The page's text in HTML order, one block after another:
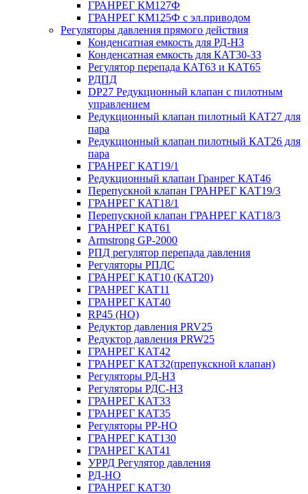
ГРАНРЕГ КМ127Ф
ГРАНРЕГ КМ125Ф с эл.приводом
Регуляторы давления прямого действия
Конденсатная емкость для РД-НЗ
Конденсатная емкость для КАТ30-33
Регулятор перепада КАТ63 и КАТ65
РДПД
DP27 Редукционный клапан с пилотным
управлением
Редукционный клапан пилотный КАТ27 для
пара
Редукционный клапан пилотный КАТ26 для
пара
ГРАНРЕГ КАТ19/1
Редукционный клапан Гранрег КАТ46
Перепускной клапан ГРАНРЕГ КАТ19/3
ГРАНРЕГ КАТ18/1
Перепускной клапан ГРАНРЕГ КАТ18/3
ГРАНРЕГ КАТ61
Armstrong GP-2000
РПД регулятор перепада давления
Регуляторы РПДС
ГРАНРЕГ КАТ10 (КАТ20)
ГРАНРЕГ КАТ11
ГРАНРЕГ КАТ40
RP45 (НО)
Редуктор давления PRV25
Редуктор давления PRW25
ГРАНРЕГ КАТ42
ГРАНРЕГ КАТ32(препукскной клапан)
Регуляторы РД-НЗ
Регуляторы РДС-НЗ
ГРАНРЕГ КАТ33
ГРАНРЕГ КАТ35
Регуляторы РР-НО
ГРАНРЕГ КАТ130
ГРАНРЕГ КАТ41
УРРД Регулятор давления
РД-НО
ГРАНРЕГ КАТ30